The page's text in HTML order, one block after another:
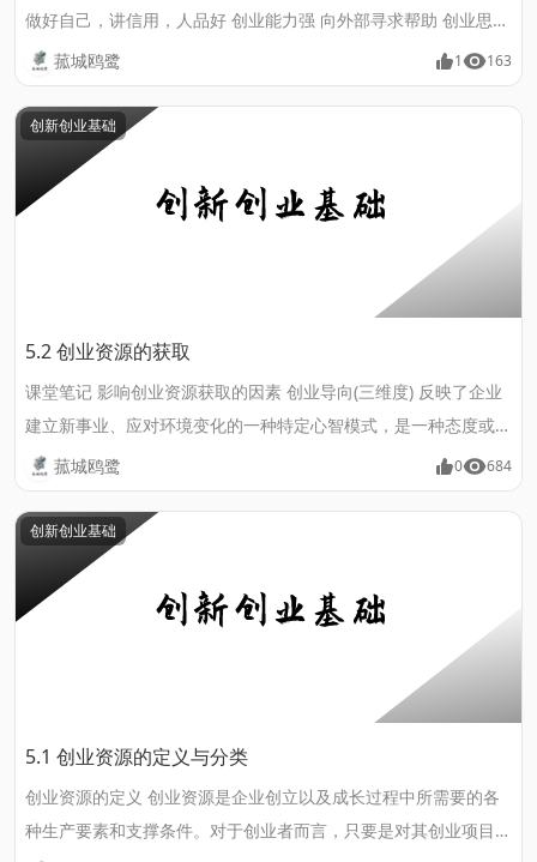
做好自己，讲信用，人品好 创业能力强 向外部寻求帮助 创业思维
菰城鸥鹭 1 163
创新创业基础
5.2 创业资源的获取
课堂笔记 影响创业资源获取的因素 创业导向(三维度) 反映了企业
建立新事业、应对环境变化的一种特定心智模式，是一种态度或意
愿，这种态度或意愿会导致一系列创业行为。 维度一：创新性；
维度二：风险承担性；维度三：前瞻性 创业者(创业团队)先前工作
经验 分为创业经验和行业经验两大类。创业经验是指先前创建过
新的企业或组织;行业经验是指创业者在某行业中的先前工作经
历。......
菰城鸥鹭 0 684
创新创业基础
5.1 创业资源的定义与分类
创业资源的定义 创业资源是企业创立以及成长过程中所需要的各
种生产要素和支撑条件。对于创业者而言，只要是对其创业项目和